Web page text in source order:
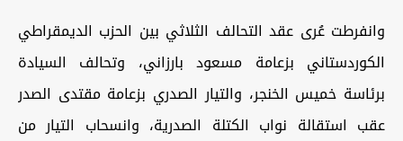
وانفرطت عُرى عقد التحالف الثلاثي بين الحزب الديمقراطي
الكوردستاني بزعامة مسعود بارزاني، وتحالف السيادة
برئاسة خميس الخنجر، والتيار الصدري بزعامة مقتدى الصدر
عقب استقالة نواب الكتلة الصدرية، وانسحاب التيار من